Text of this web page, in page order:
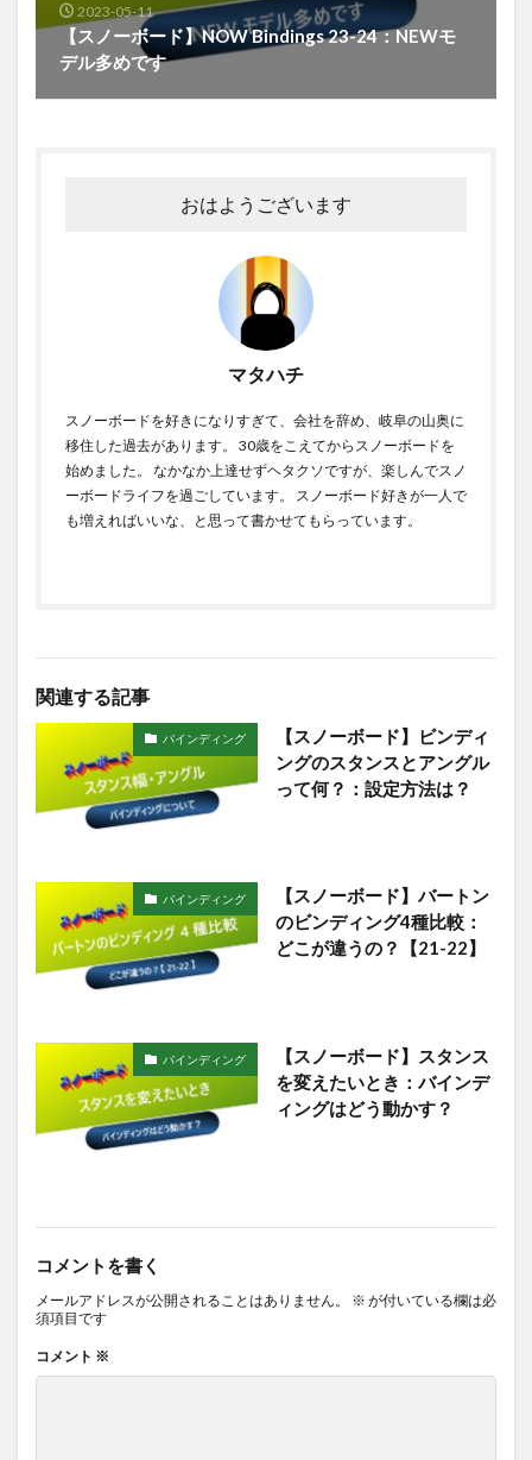
2023-05-11
【スノーボード】NOW Bindings 23-24：NEWモ
デル多めです
おはようございます
マタハチ
スノーボードを好きになりすぎて、会社を辞め、岐阜の山奥に
移住した過去があります。 30歳をこえてからスノーボードを
始めました。 なかなか上達せずヘタクソですが、楽しんでスノ
ーボードライフを過ごしています。 スノーボード好きが一人で
も増えればいいな、と思って書かせてもらっています。
関連する記事
バインディング
【スノーボード】ビンディ
ングのスタンスとアングル
って何？：設定方法は？
バインディング
【スノーボード】バートン
のビンディング4種比較：
どこが違うの？【21-22】
バインディング
【スノーボード】スタンス
を変えたいとき：バインデ
ィングはどう動かす？
コメントを書く
メールアドレスが公開されることはありません。 ※ が付いている欄は必
須項目です
コメント ※